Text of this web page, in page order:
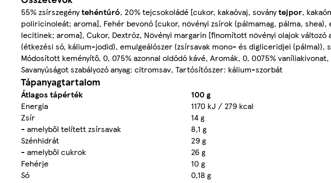
55% zsírszegénytehéntúró, 20% tejcsokoládé [cukor, kakaóvaj, soványtejpor,
poliricinoleát; aroma], Fehér bevonó [cukor, növényi zsírok (pálmamag, pálma, shea),
lecitinek; aroma], Cukor, Dextróz, Növényi margarin [finomított növényi olajok
(étkezési só, kálium-jodid), emulgeálószer (zsírsavak mono- és digliceridjei (pálma)),
Módosított keményítő, 0, 075% azonnal oldódó kávé, Aromák, 0, 0075%
Savanyúságot szabályozó anyag: citromsav, Tartósítószer: kálium-szorbát
Tápanyagtartalom
Átlagos tápérték 100 g
Energia
1170 kJ / 279 kcal
Zsír
14 g
- amelyből telített zsírsavak
8,1 g
Szénhidrát
29 g
- amelyből cukrok
26 g
Fehérje
10 g
Só
0,18 g